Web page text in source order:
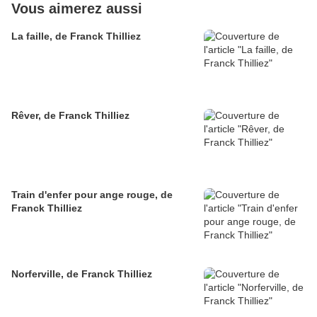
Vous aimerez aussi
La faille, de Franck Thilliez
Rêver, de Franck Thilliez
Train d'enfer pour ange rouge, de
Franck Thilliez
Norferville, de Franck Thilliez